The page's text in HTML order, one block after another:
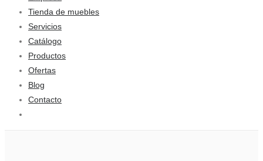
Tienda de muebles
Servicios
Catálogo
Productos
Ofertas
Blog
Contacto